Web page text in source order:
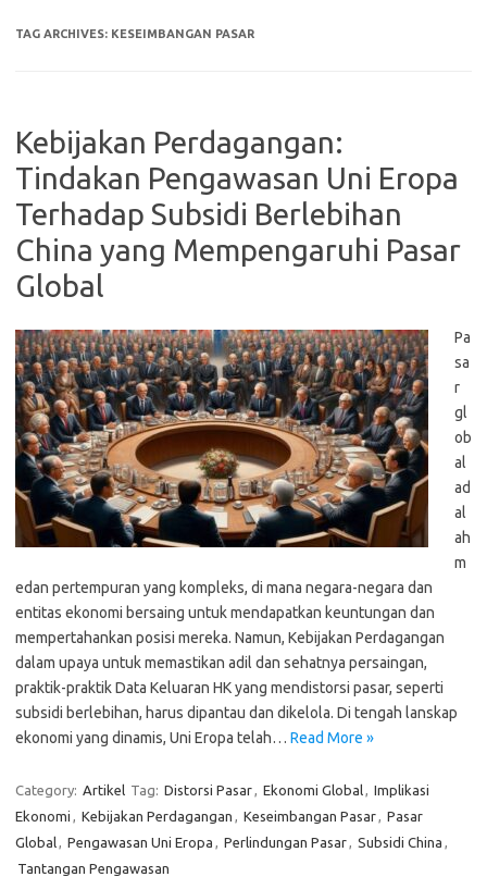
TAG ARCHIVES: KESEIMBANGAN PASAR
Kebijakan Perdagangan:
Tindakan Pengawasan Uni Eropa
Terhadap Subsidi Berlebihan
China yang Mempengaruhi Pasar
Global
Pa
sa
r
gl
ob
al
ad
al
ah
m
edan pertempuran yang kompleks, di mana negara-negara dan
entitas ekonomi bersaing untuk mendapatkan keuntungan dan
mempertahankan posisi mereka. Namun, Kebijakan Perdagangan
dalam upaya untuk memastikan adil dan sehatnya persaingan,
praktik-praktik Data Keluaran HK yang mendistorsi pasar, seperti
subsidi berlebihan, harus dipantau dan dikelola. Di tengah lanskap
ekonomi yang dinamis, Uni Eropa telah… Read More »
Category: Artikel Tag: Distorsi Pasar, Ekonomi Global, Implikasi
Ekonomi , Kebijakan Perdagangan , Keseimbangan Pasar, Pasar
Global, Pengawasan Uni Eropa , Perlindungan Pasar, Subsidi China ,
Tantangan Pengawasan